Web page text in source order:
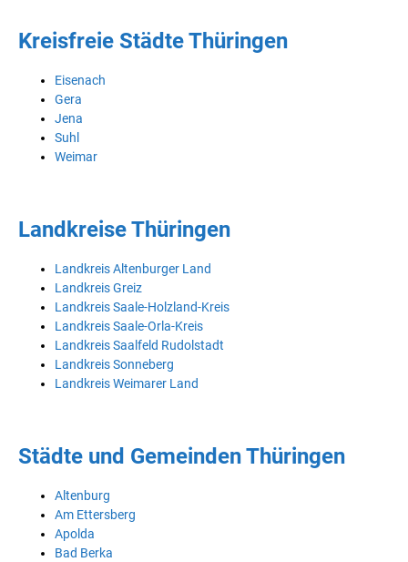
Kreisfreie Städte Thüringen
Eisenach
Gera
Jena
Suhl
Weimar
Landkreise Thüringen
Landkreis Altenburger Land
Landkreis Greiz
Landkreis Saale-Holzland-Kreis
Landkreis Saale-Orla-Kreis
Landkreis Saalfeld Rudolstadt
Landkreis Sonneberg
Landkreis Weimarer Land
Städte und Gemeinden Thüringen
Altenburg
Am Ettersberg
Apolda
Bad Berka